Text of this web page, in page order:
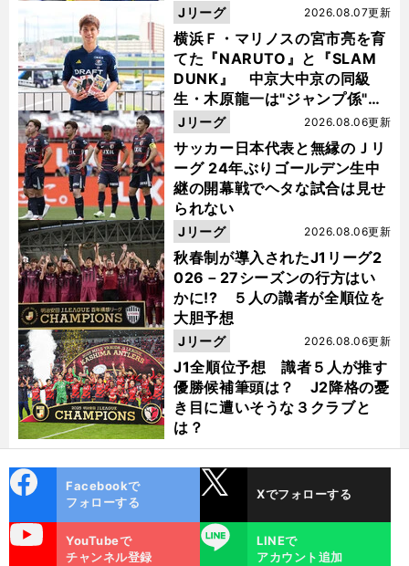
横浜Ｆ・マリノスの宮市亮を育
てた『NARUTO』と『SLAM
DUNK』 中京大中京の同級
生・木原龍一は"ジャンプ係"だ
った
2026.08.07更新
Jリーグ
サッカー日本代表と無縁のＪリ
ーグ 24年ぶりゴールデン生中
継の開幕戦でヘタな試合は見せ
られない
2026.08.06更新
Jリーグ
秋春制が導入されたJ1リーグ2
026－27シーズンの行方はい
かに!? ５人の識者が全順位を
大胆予想
2026.08.06更新
Jリーグ
J1全順位予想 識者５人が推す
優勝候補筆頭は？ J2降格の憂
き目に遭いそうな３クラブと
は？
2026.08.06更新
Jリーグ
ok
Facebookで
フォローする
Xでフォローする
YouTubeで
チャンネル登録
LINE
LINEで
アカウント追加